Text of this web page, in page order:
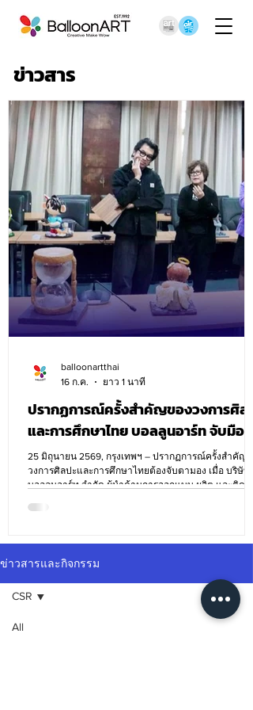
ข่าวสาร
ปรากฏการณ์ครั้งสำคัญของวงการศิลปะ
และการศึกษาไทย บอลลูนอาร์ท จับมือ
วิทยาลัยเพาะช่าง ปลุกพลัง New Gen ตี
โจทย์ “สิ่งที่เผลอลืม” สู่ประติมากรรมเป่า
ลม 3 มิติ ครั้งแรกในประเทศ ชิงรางวัล
รวมกว่า 60,000 บาท
25 มิถุนายน 2569, กรุงเทพฯ – ปรากฏการณ์ครั้งสำคัญที่
วงการศิลปะและการศึกษาไทยต้องจับตามอง เมื่อ บริษัท
บอลลูนอาร์ท จำกัด ผู้นำด้านการออกแบบ ผลิต และติดตั้ง
ลูกโป่งครบวงจรด้วยประสบการณ์ยาวนานกว่า 34 ปี ร่วม
มหาวิทยาลัยเทคโนโลยีราชมงคลรัตนโกสินทร์ และสถาบั
เครือข่าย ร่วมขับเคลื่อนความคิดสร้างสรรค์ครั้งแปลกใหม่
ในโครงการ “Art for Art 2026” การประกวดออกแบบศิลป
สามมิติภายใต้ธีม “The Forgotten
balloonartthai
16 ก.ค.
ยาว 1 นาที
ข่าวสารและกิจกรรม
All
CSR